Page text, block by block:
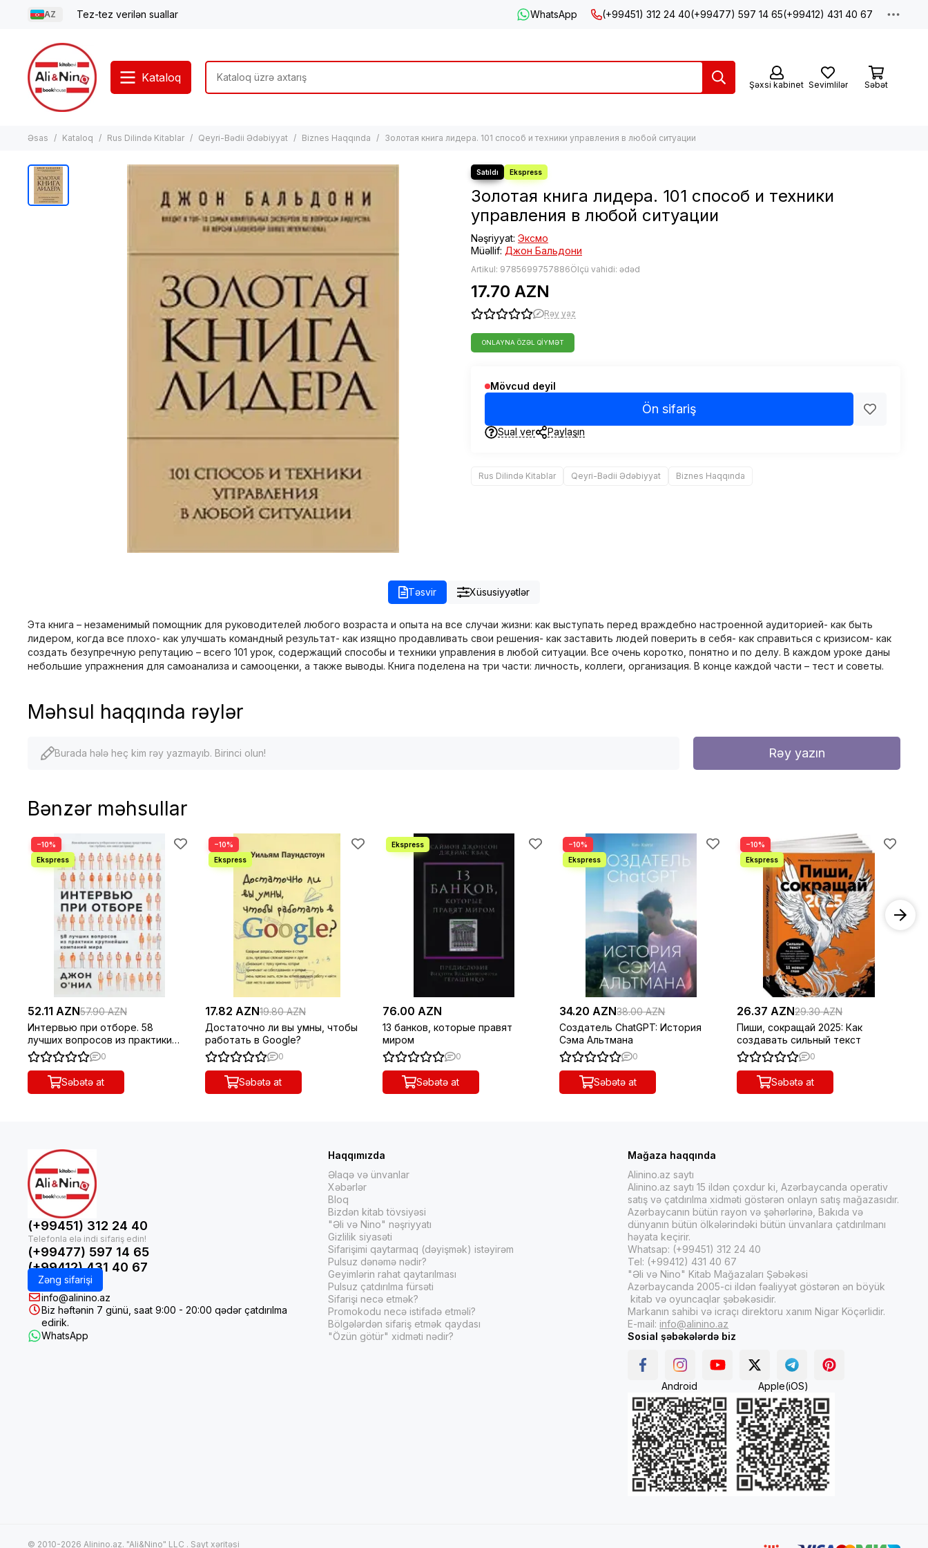
AZ Tez-tez verilən suallar WhatsApp (+99451) 312 24 40(+99477) 597 14 65(+99412) 431 40 67
Kataloq
Şəxsi kabinet Sevimlilər Səbət
Əsas Kataloq Rus Dilində Kitablar Qeyri-Bədii Ədəbiyyat Biznes Haqqında Золотая книга лидера. 101 способ и техники управления в любой ситуации
Золотая книга лидера. 101 способ и техники
управления в любой ситуации
Nəşriyyat: Эксмо
Müəllif: Джон Бальдони
Artikul: 9785699757886Ölçü vahidi: ədəd
17.70 AZN
Rəy yaz
ONLAYNA ÖZƏL QIYMƏT
Mövcud deyil
Ön sifariş
Sual ver Paylaşın
Rus Dilində Kitablar Qeyri-Bədii Ədəbiyyat Biznes Haqqında
Təsvir Xüsusiyyətlər
Эта книга – незаменимый помощник для руководителей любого возраста и опыта на все случаи жизни: как выступать перед враждебно настроенной аудиторией- как быть
лидером, когда все плохо- как улучшать командный результат- как изящно продавливать свои решения- как заставить людей поверить в себя- как справиться с кризисом- как
создать безупречную репутацию – всего 101 урок, содержащий способы и техники управления в любой ситуации. Все очень коротко, понятно и по делу. В каждом уроке даны
небольшие упражнения для самоанализа и самооценки, а также выводы. Книга поделена на три части: личность, коллеги, организация. В конце каждой части – тест и советы.
Məhsul haqqında rəylər
Burada hələ heç kim rəy yazmayıb. Birinci olun! Rəy yazın
Bənzər məhsullar
−10%
52.11 AZN57.90 AZN
Интервью при отборе. 58
лучших вопросов из практики
крупнейших компаний мира
0
Səbətə at
−10%
17.82 AZN19.80 AZN
Достаточно ли вы умны, чтобы
работать в Google?
0
Səbətə at
76.00 AZN
13 банков, которые правят
миром
0
Səbətə at
−10%
34.20 AZN38.00 AZN
Создатель ChatGPT: История
Сэма Альтмана
0
Səbətə at
−10%
26.37 AZN29.30 AZN
Пиши, сокращай 2025: Как
создавать сильный текст
0
Səbətə at
(+99451) 312 24 40
(+99477) 597 14 65
(+99412) 431 40 67
Zəng sifarişi
info@alinino.az
Biz həftənin 7 günü, saat 9:00 - 20:00 qədər çatdırılma
edirik.
WhatsApp
Haqqımızda
Əlaqə və ünvanlar
Xəbərlər
Bloq
Bizdən kitab tövsiyəsi
"Əli və Nino" nəşriyyatı
Gizlilik siyasəti
Sifarişimi qaytarmaq (dəyişmək) istəyirəm
Pulsuz dənəmə nədir?
Geyimlərin rahat qaytarılması
Pulsuz çatdırılma fürsəti
Sifarişi necə etmək?
Promokodu necə istifadə etməli?
Bölgələrdən sifariş etmək qaydası
"Özün götür" xidməti nədir?
Mağaza haqqında
Alinino.az saytı
Alinino.az saytı 15 ildən çoxdur ki, Azərbaycanda operativ
satış və çatdırılma xidməti göstərən onlayn satış mağazasıdır.
Azərbaycanın bütün rayon və şəhərlərinə, Bakıda və
dünyanın bütün ölkələrindəki bütün ünvanlara çatdırılmanı
həyata keçirir.
Whatsap: (+99451) 312 24 40
Tel: (+99412) 431 40 67
"Əli və Nino" Kitab Mağazaları Şəbəkəsi
Azərbaycanda 2005-ci ildən fəaliyyət göstərən ən böyük
kitab və oyuncaqlar şəbəkəsidir.
Markanın sahibi və icraçı direktoru xanım Nigar Köçərlidir.
E-mail: info@alinino.az
Sosial şəbəkələrdə biz
Android Apple(iOS)
© 2010-2026 Alinino.az. "Ali&Nino" LLC . Sayt xəritəsi